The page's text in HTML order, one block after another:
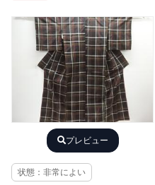
プレビュー
状態：非常によい